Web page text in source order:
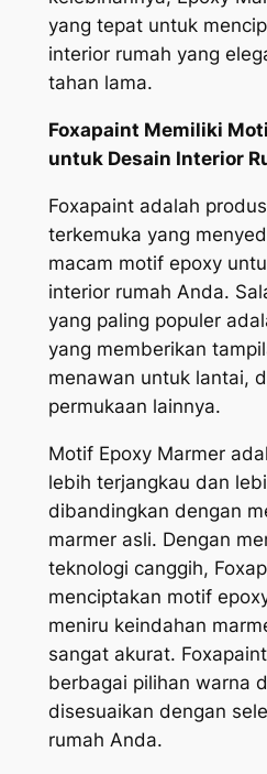
yang tepat untuk
interior rumah yang
tahan lama.
Foxapaint Memiliki
untuk Desain Interior
Foxapaint adalah
terkemuka yang
macam motif epoxy
interior rumah Anda.
yang paling populer
yang memberikan
menawan untuk lantai,
permukaan lainnya.
Motif Epoxy Marmer
lebih terjangkau dan
dibandingkan dengan
marmer asli. Dengan
teknologi canggih,
menciptakan motif
meniru keindahan
sangat akurat.
berbagai pilihan warna
disesuaikan dengan
rumah Anda.